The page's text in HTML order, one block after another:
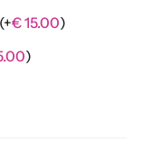
(+€15.00)
)